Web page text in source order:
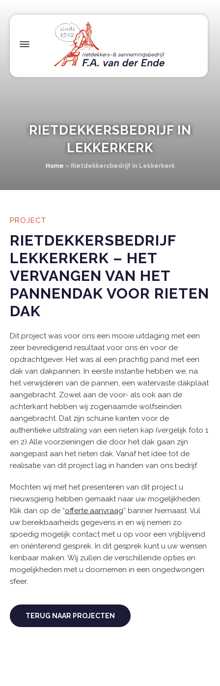
RIETDEKKERSBEDRIJF IN
LEKKERKERK
Home » Rietdekkersbedrijf in Lekkerkerk
PROJECT
RIETDEKKERSBEDRIJF
LEKKERKERK – HET
VERVANGEN VAN HET
PANNENDAK VOOR RIETEN
DAK
Dit project was voor ons een mooie uitdaging met een
zeer bevredigend resultaat voor ons én voor de
opdrachtgever. Het was al een prachtig pand met een
dak van dakpannen. In eerste instantie hebben we, na
het verwijderen van de pannen, een watervaste dakplaat
aangebracht. Zowel aan de voor- als ook aan de
achterkant hebben wij zogenaamde wolfseinden
aangebracht. Dat zijn schuine kanten voor de
authentieke uitstraling van een rieten kap (vergelijk foto 1
en 2) Alle voorzieningen die door het dak gaan zijn
aangepast aan het rieten dak. Vanaf het idee tot de
realisatie van dit project lag in handen van ons bedrijf.
Mochten wij met het presenteren van dit project u
nieuwsgierig hebben gemaakt naar uw mogelijkheden.
Klik dan op de “offerte aanvraag” banner hiernaast. Vul
uw bereikbaarheids gegevens in en wij nemen zo
spoedig mogelijk contact met u op voor een vrijblijvend
en oriënterend gesprek. In dit gesprek kunt u uw wensen
kenbaar maken. Wij zullen de verschillende opties en
mogelijkheden met u doornemen in een ongedwongen
sfeer.
TERUG NAAR PROJECTEN